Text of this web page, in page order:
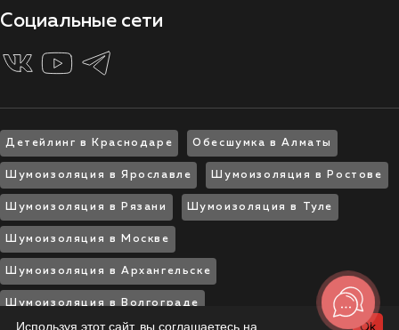
Социальные сети
Детейлинг в Краснодаре Обесшумка в Алматы
Шумоизоляция в Ярославле Шумоизоляция в Ростове
Шумоизоляция в Рязани Шумоизоляция в Туле
Шумоизоляция в Москве
Шумоизоляция в Архангельске
Шумоизоляция в Волгограде
Ok
Используя этот сайт, вы соглашаетесь на